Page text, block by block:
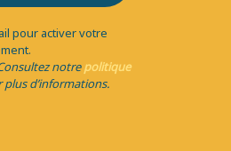
pour activer votre
notrepolitique
d’informations.